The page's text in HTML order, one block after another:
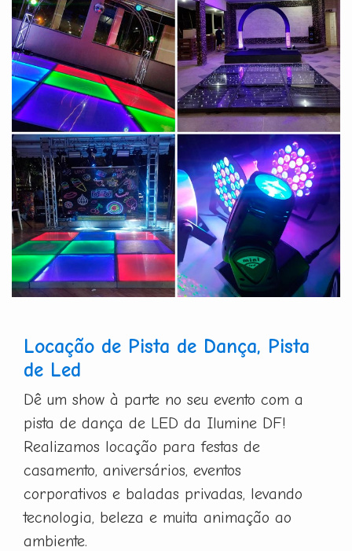
Locação de Pista de Dança, Pista
de Led
Dê um show à parte no seu evento com a
pista de dança de LED da Ilumine DF!
Realizamos locação para festas de
casamento, aniversários, eventos
corporativos e baladas privadas, levando
tecnologia, beleza e muita animação ao
ambiente.